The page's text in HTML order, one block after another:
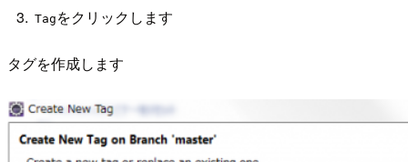
Tag をクリックします
タグを作成します